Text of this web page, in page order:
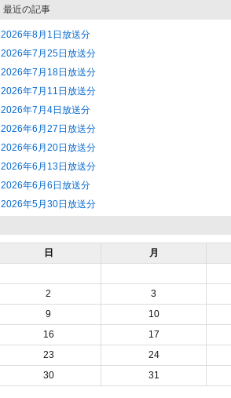
最近の記事
2026年8月1日放送分
2026年7月25日放送分
2026年7月18日放送分
2026年7月11日放送分
2026年7月4日放送分
2026年6月27日放送分
2026年6月20日放送分
2026年6月13日放送分
2026年6月6日放送分
2026年5月30日放送分
日 月
2 3
9
10
16
17
23
24
30
31